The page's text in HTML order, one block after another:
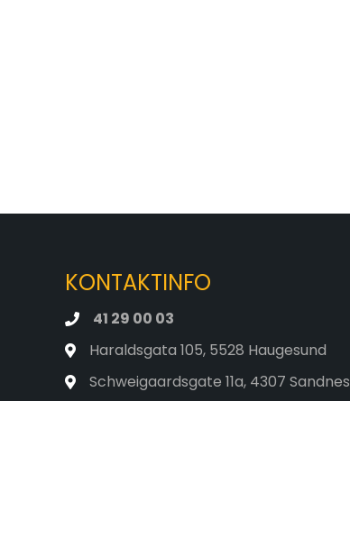
KONTAKTINFO
41 29 00 03
Haraldsgata 105, 5528 Haugesund
Schweigaardsgate 11a, 4307 Sandnes